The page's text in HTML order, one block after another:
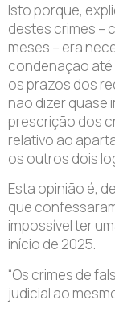
Isto porque,
destes crimes –
meses – era
condenação até
os prazos dos
não dizer quase
prescrição dos
relativo ao
os outros dois
Esta opinião é,
que
impossível ter
início de 2025.
“Os crimes de
judicial ao